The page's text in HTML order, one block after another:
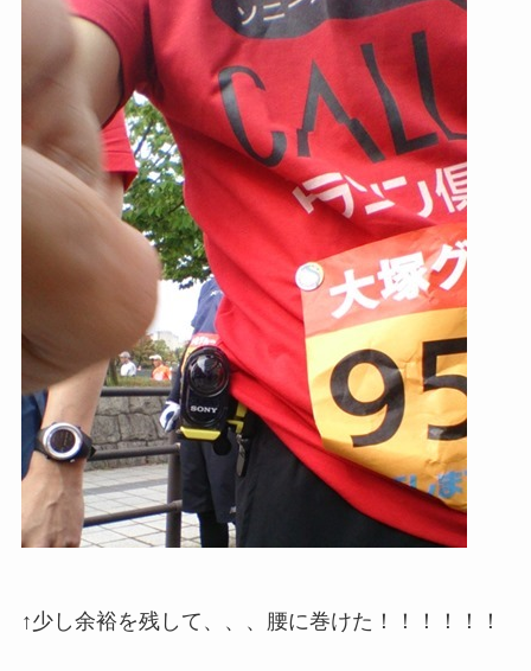
↑少し余裕を残して、、、腰に巻けた！！！！！！